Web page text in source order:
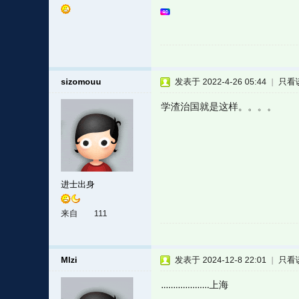
sizomouu
进士出身
来自 111
发表于 2022-4-26 05:44 | 只看
学渣治国就是这样。。。。
Mlzi 发表于 2024-12-8 22:01 | 只看
....................上海